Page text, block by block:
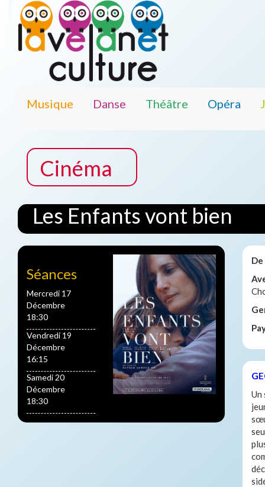
Musique Danse Théâtre Opéra
Cinéma
Les Enfants vont bien
Séances
Mercredi 17
Décembre
18:30
Vendredi 19
Décembre
16:15
Samedi 20
Décembre
18:30
De
Un